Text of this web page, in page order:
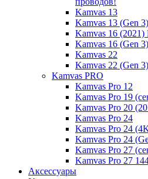
Kamvas 13
Kamvas 13 (Gen 3)
Kamvas 16
Kamvas 16 (Gen 3)
Kamvas 22
Kamvas 22 (Gen 3)
Kamvas PRO
Kamvas Pro 12
Kamvas Pro 19
Kamvas Pro 20
Kamvas Pro 24
Kamvas Pro 24
Kamvas Pro 24
Kamvas Pro 27
Kamvas Pro 27
Аксессуары